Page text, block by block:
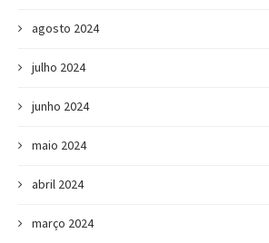
agosto 2024
julho 2024
junho 2024
maio 2024
abril 2024
março 2024